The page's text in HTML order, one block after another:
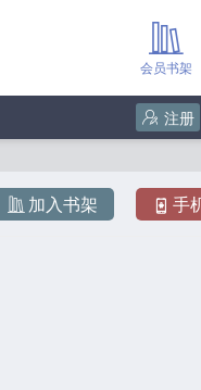
会员书架
注册
手
加入书架